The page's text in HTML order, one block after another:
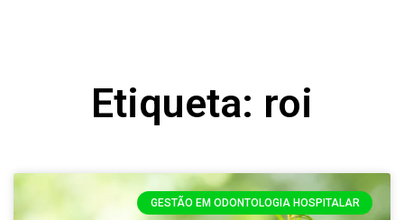
Etiqueta: roi
GESTÃO EM ODONTOLOGIA HOSPITALAR